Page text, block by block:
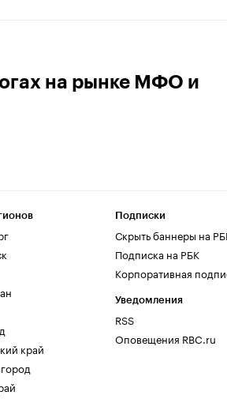
на рынке МФО и
край
Подписки
Скрыть баннеры на
Подписка на РБК
Корпоративная
Уведомления
RSS
Оповещения RBC.ru